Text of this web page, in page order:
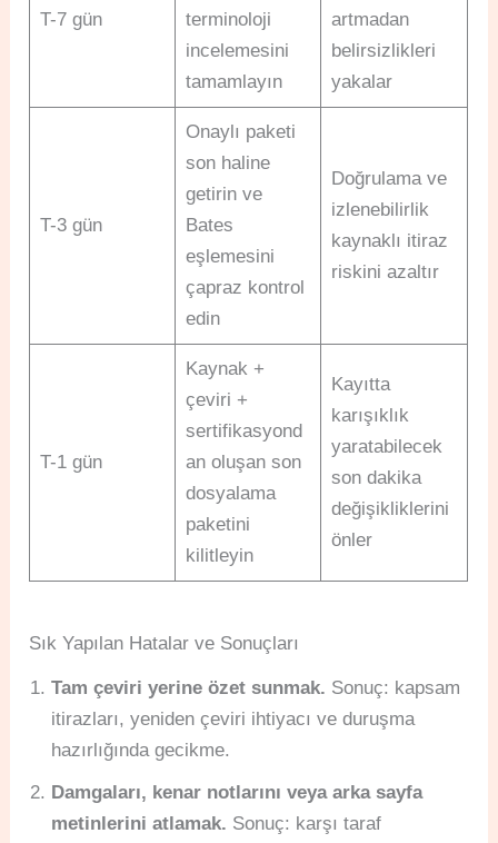
T-7 gün
terminoloji
incelemesini
tamamlayın
artmadan
belirsizlikleri
yakalar
T-3 gün
Onaylı paketi
son haline
getirin ve
Bates
eşlemesini
çapraz kontrol
edin
Doğrulama ve
izlenebilirlik
kaynaklı itiraz
riskini azaltır
T-1 gün
Kaynak +
çeviri +
sertifikasyond
an oluşan son
dosyalama
paketini
kilitleyin
Kayıtta
karışıklık
yaratabilecek
son dakika
değişikliklerini
önler
Sık Yapılan Hatalar ve Sonuçları
Tam çeviri yerine özet sunmak. Sonuç: kapsam
itirazları, yeniden çeviri ihtiyacı ve duruşma
hazırlığında gecikme.
Damgaları, kenar notlarını veya arka sayfa
metinlerini atlamak. Sonuç: karşı taraf